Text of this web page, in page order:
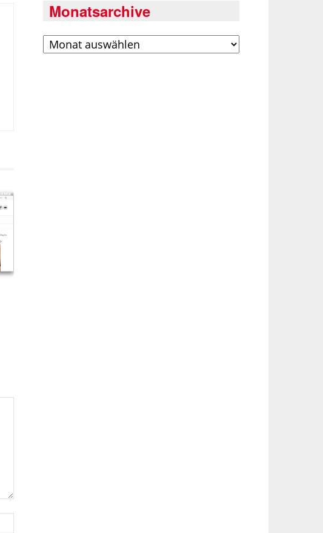
Monatsarchive
Archiv